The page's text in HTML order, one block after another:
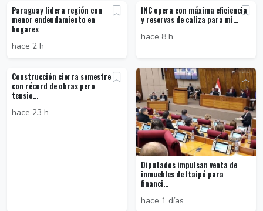
Paraguay lidera región con
menor endeudamiento en
hogares
hace 2 h
INC opera con máxima eficiencia
y reservas de caliza para mi...
hace 8 h
Construcción cierra semestre
con récord de obras pero
tensio...
hace 23 h
Diputados impulsan venta de
inmuebles de Itaipú para
financi...
hace 1 días